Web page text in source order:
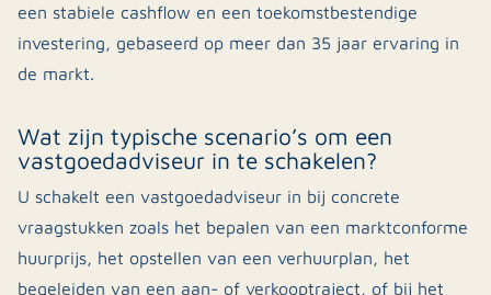
een stabiele cashflow en een toekomstbestendige
investering, gebaseerd op meer dan 35 jaar ervaring in
de markt.
Wat zijn typische scenario’s om een
vastgoedadviseur in te schakelen?
U schakelt een vastgoedadviseur in bij concrete
vraagstukken zoals het bepalen van een marktconforme
huurprijs, het opstellen van een verhuurplan, het
begeleiden van een aan- of verkooptraject, of bij het